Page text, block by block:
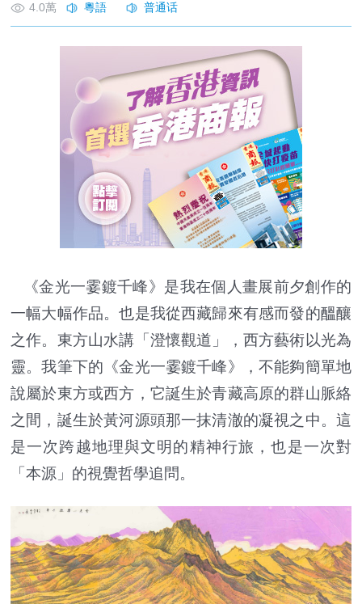
4.0萬
《金光一霎鍍千峰》是我在個人畫展前夕創作的
一幅大幅作品。也是我從西藏歸來有感而發的醞釀
之作。東方山水講「澄懷觀道」，西方藝術以光為
靈。我筆下的《金光一霎鍍千峰》，不能夠簡單地
說屬於東方或西方，它誕生於青藏高原的群山脈絡
之間，誕生於黃河源頭那一抹清澈的凝視之中。這
是一次跨越地理與文明的精神行旅，也是一次對
「本源」的視覺哲學追問。